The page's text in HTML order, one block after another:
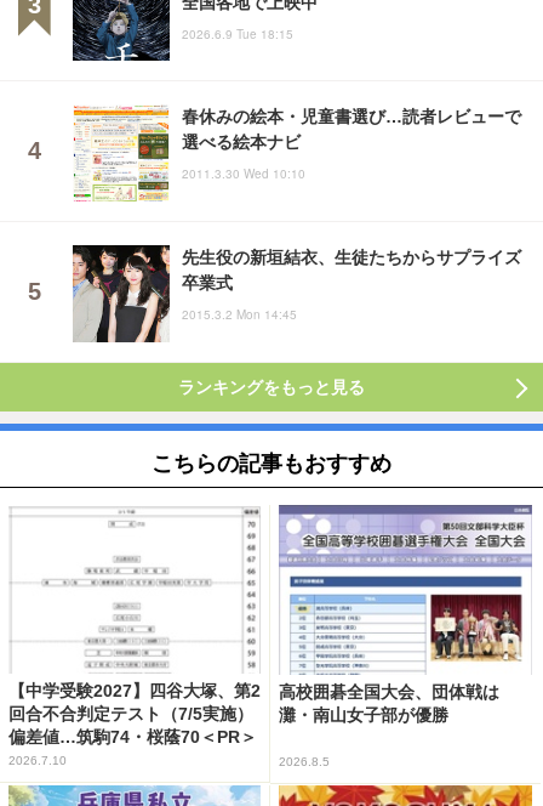
2026.6.9 Tue 18:15
春休みの絵本・児童書選び…読者レビューで
選べる絵本ナビ
2011.3.30 Wed 10:10
先生役の新垣結衣、生徒たちからサプライズ
卒業式
2015.3.2 Mon 14:45
ランキングをもっと見る
こちらの記事もおすすめ
【中学受験2027】四谷大塚、第2
回合不合判定テスト（7/5実施）
偏差値…筑駒74・桜蔭70＜PR＞
2026.7.10
高校囲碁全国大会、団体戦は
灘・南山女子部が優勝
2026.8.5